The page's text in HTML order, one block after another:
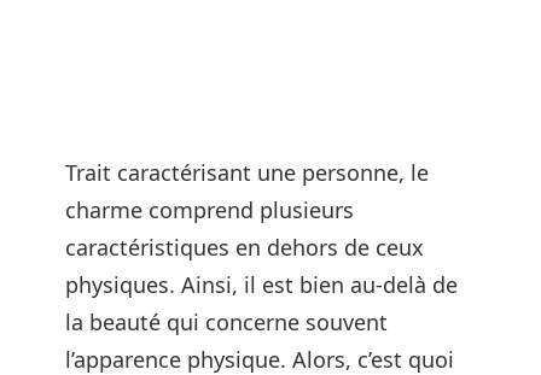
Trait caractérisant une personne, le
charme comprend plusieurs
caractéristiques en dehors de ceux
physiques. Ainsi, il est bien au-delà de
la beauté qui concerne souvent
l’apparence physique. Alors, c’est quoi